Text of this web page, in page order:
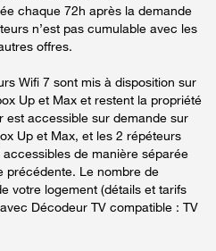
chaque 72h après la demande
n’est pas cumulable avec les
offres.
Wifi 7 sont mis à disposition sur
Up et Max et restent la propriété
est accessible sur demande sur
Up et Max, et les 2 répéteurs
de manière séparée
précédente. Le nombre de
votre logement (détails et tarifs
Décodeur TV compatible : TV